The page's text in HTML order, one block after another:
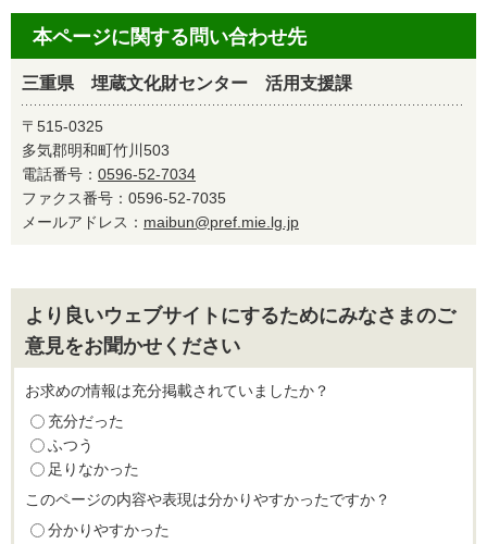
本ページに関する問い合わせ先
三重県 埋蔵文化財センター 活用支援課
〒515-0325
多気郡明和町竹川503
電話番号： 0596-52-7034
ファクス番号：0596-52-7035
メールアドレス： maibun@pref.mie.lg.jp
より良いウェブサイトにするためにみなさまのご
意見をお聞かせください
お求めの情報は充分掲載されていましたか？
充分だった
ふつう
足りなかった
このページの内容や表現は分かりやすかったですか？
分かりやすかった